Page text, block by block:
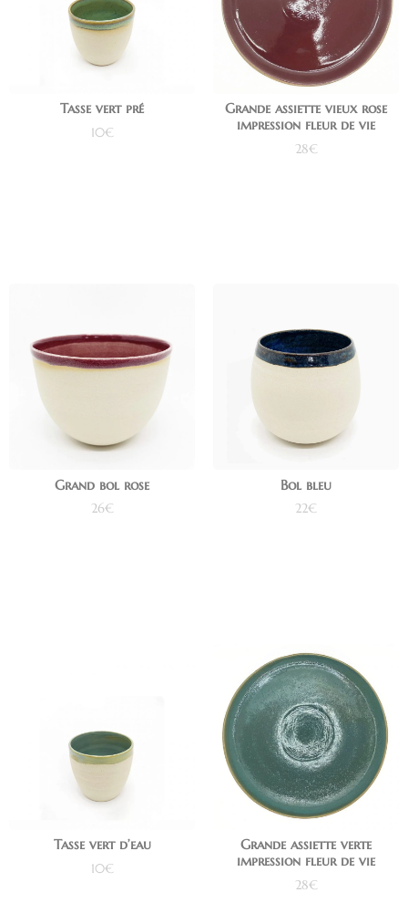
Tasse vert pré
10€
Grande assiette vieux rose
impression fleur de vie
28€
Grand bol rose
26€
Bol bleu
22€
Tasse vert d’eau
10€
Grande assiette verte
impression fleur de vie
28€